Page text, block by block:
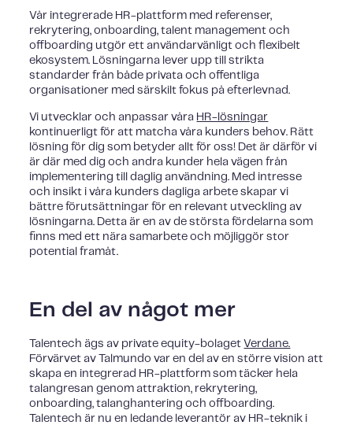
Vår integrerade HR-plattform med referenser,
rekrytering, onboarding, talent management och
offboarding utgör ett användarvänligt och flexibelt
ekosystem. Lösningarna lever upp till strikta
standarder från både privata och offentliga
organisationer med särskilt fokus på efterlevnad.
Vi utvecklar och anpassar våra HR-lösningar
kontinuerligt för att matcha våra kunders behov. Rätt
lösning för dig som betyder allt för oss! Det är därför vi
är där med dig och andra kunder hela vägen från
implementering till daglig användning. Med intresse
och insikt i våra kunders dagliga arbete skapar vi
bättre förutsättningar för en relevant utveckling av
lösningarna. Detta är en av de största fördelarna som
finns med ett nära samarbete och möjliggör stor
potential framåt.
En del av något mer
Talentech ägs av private equity-bolagetVerdane.
Förvärvet av Talmundo var en del av en större vision att
skapa en integrerad HR-plattform som täcker hela
talangresan genom attraktion, rekrytering,
onboarding, talanghantering och offboarding.
Talentech är nu en ledande leverantör av HR-teknik i